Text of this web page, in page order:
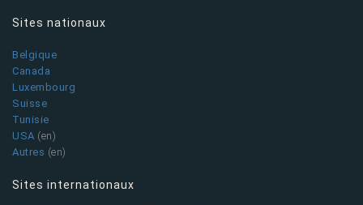
Sites nationaux
Belgique
Canada
Luxembourg
Suisse
Tunisie
USA (en)
Autres (en)
Sites internationaux